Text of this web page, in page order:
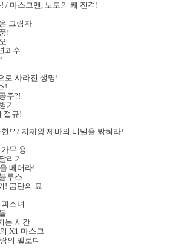
/ 마스크맨, 노도의 쾌 진격!
그림자
!
괴수
로 사라진 생명!
!
주?!
기
절규!
!? / 지제왕 제바의 비밀을 밝혀라!
무 용
리기
베어라!
루스
! 금단의 묘
소녀
는 시간
X1 마스크
의 멜로디